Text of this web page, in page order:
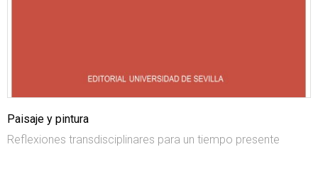
Paisaje y pintura
Reflexiones transdisciplinares para un tiempo presente